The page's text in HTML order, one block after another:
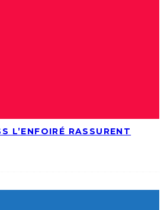
L’ENFOIRÉ RASSURENT